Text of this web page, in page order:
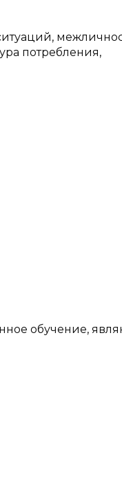
потребления,
обучение,